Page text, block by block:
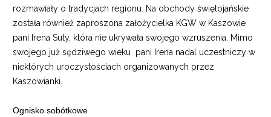
rozmawiały o tradycjach regionu. Na obchody świętojańskie
została również zaproszona założycielka KGW w Kaszowie
pani Irena Suty, która nie ukrywała swojego wzruszenia. Mimo
swojego już sędziwego wieku pani Irena nadal uczestniczy w
niektórych uroczystościach organizowanych przez
Kaszowianki.
Ognisko sobótkowe